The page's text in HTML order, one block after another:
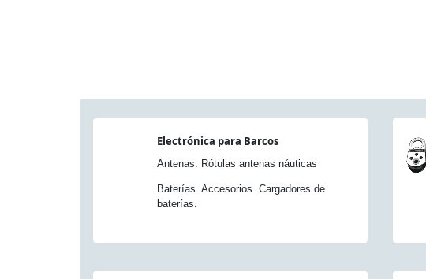
Electrónica para Barcos
Antenas. Rótulas antenas náuticas
Baterías. Accesorios. Cargadores de
baterías.